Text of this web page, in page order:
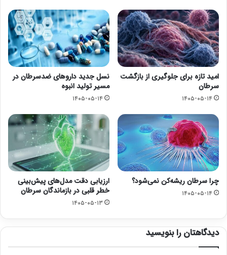
امید تازه برای جلوگیری از بازگشت
سرطان
۱۴۰۵-۰۵-۱۴
نسل جدید داروهای ضدسرطان در
مسیر تولید انبوه
۱۴۰۵-۰۵-۱۴
چرا سرطان ریشه‌کن نمی‌شود؟
۱۴۰۵-۰۵-۱۴
ارزیابی دقت مدل‌های پیش‌بینی
خطر قلبی در بازماندگان سرطان
۱۴۰۵-۰۵-۱۳
دیدگاهتان را بنویسید